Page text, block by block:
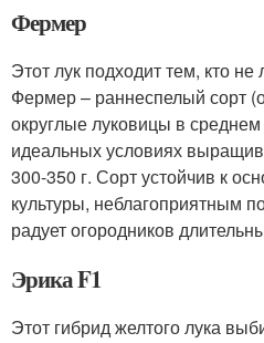
Фермер
Этот лук подходит тем, кто
Фермер – раннеспелый сорт
округлые луковицы в
идеальных условиях
300-350 г. Сорт устойчив к
культуры, неблагоприятным
радует огородников
Эрика F1
Этот гибрид желтого лука